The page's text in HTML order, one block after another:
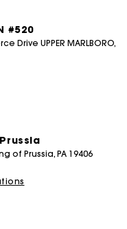
#520
Drive UPPER MARLBORO,
of Prussia, PA 19406